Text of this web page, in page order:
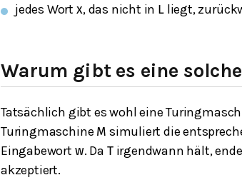
jedes Wort x, das nicht in L liegt,
Warum gibt es eine
Tatsächlich gibt es wohl eine
Turingmaschine M simuliert die
Eingabewort w. Da Tirgendwann hält,
akzeptiert.